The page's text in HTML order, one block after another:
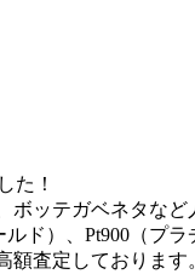
た！
ッテガベネタなど
ド）、Pt900（プ
査定しております